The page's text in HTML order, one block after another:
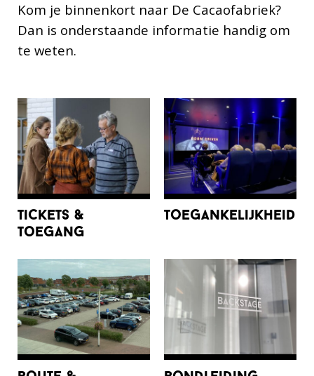
Kom je binnenkort naar De Cacaofabriek?
Dan is onderstaande informatie handig om
te weten.
tickets &
toegang
toegankelijkheid